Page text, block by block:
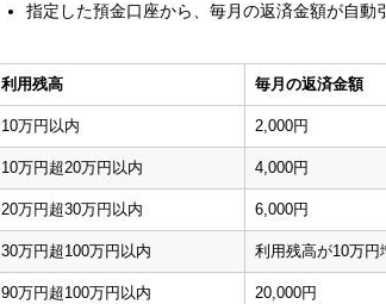
指定した預金口座から、毎月の返済金額が自動
利用残高 毎月の返済金額
10万円以内 2,000円
10万円超20万円以内 4,000円
20万円超30万円以内 6,000円
30万円超100万円以内 利用残高が10万円
90万円超100万円以内 20,000円